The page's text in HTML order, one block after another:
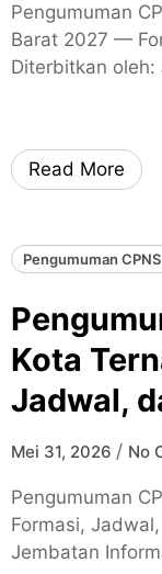
Pengumuman
Barat 2027 —
Diterbitkan
Read More
Pengumuman
Kota
Jadwal,
Mei 31, 2026 / No
Pengumuman
Formasi,
Jembatan